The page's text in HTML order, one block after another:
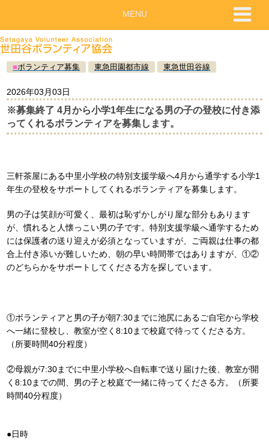
■ボランティア募集 東急田園都市線 東急世田谷線
2026年03月03日
※募集終了 4月から小学1年生になる男の子の登校に付き添
ってくれるボランティアを募集します。
三軒茶屋にある中里小学校の特別支援学級へ4月から通学する小学1
年生の登校をサポートしてくれるボランティアを募集します。
男の子は笑顔が可愛く、最初は恥ずかしがり屋な部分もあります
が、慣れると人懐っこい男の子です。特別支援学級へ通学するため
には保護者の送り迎えが必須となっていますが、ご両親は仕事の都
合上付き添いが難しいため、朝の早い時間帯ではありますが、①②
のどちらかをサポートしてくださる方を探しています。
①ボランティアと男の子が朝7:30までに池尻にあるご自宅から学校
へ一緒に登校し、教室が空く8:10まで校庭で待ってくださる方。
（所要時間40分程度）
②母親が7:30までに中里小学校へ自転車で送り届けた後、教室が開
く8:10までの間、男の子と校庭で一緒に待ってくださる方。（所要
時間40分程度）
●日時
MENU